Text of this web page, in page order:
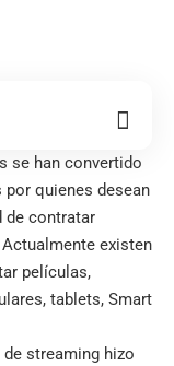
se han convertido
quienes desean
de contratar
existen
películas,
tablets, Smart
streaming hizo